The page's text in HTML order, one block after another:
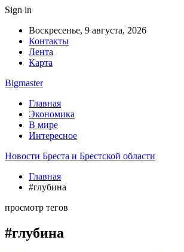
Sign in
Воскресенье, 9 августа, 2026
Контакты
Лента
Карта
Bigmaster
Главная
Экономика
В мире
Интересное
Новости Бреста и Брестской области
Главная
#глубина
просмотр тегов
#глубина